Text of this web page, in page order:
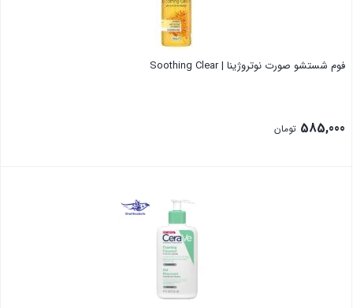
فوم شستشو صورت نوتروژینا | Soothing Clear
585,000 تومان